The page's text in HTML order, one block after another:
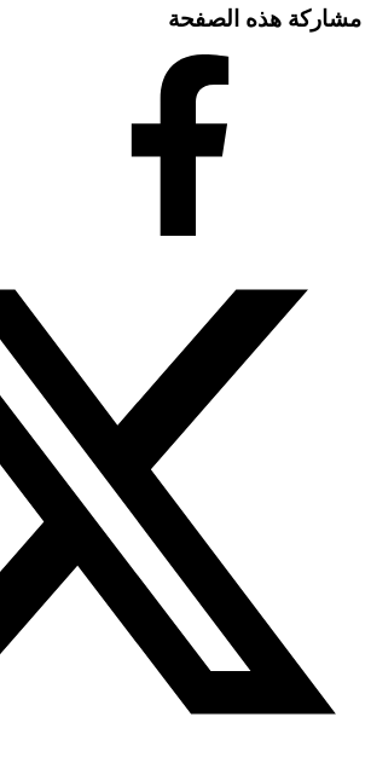
مشاركة هذه الصفحة